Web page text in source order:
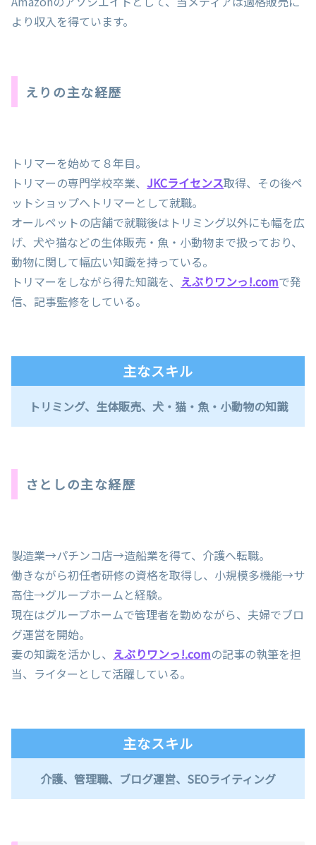
より収入を得ています。
えりの主な経歴
トリマーを始めて８年目。
トリマーの専門学校卒業、 JKCライセンス取得、その後ペ
ットショップへトリマーとして就職。
オールペットの店舗で就職後はトリミング以外にも幅を広
げ、犬や猫などの生体販売・魚・小動物まで扱っており、
動物に関して幅広い知識を持っている。
トリマーをしながら得た知識を、 えぶりワンっ!.comで発
信、記事監修をしている。
主なスキル
トリミング、生体販売、犬・猫・魚・小動物の知識
さとしの主な経歴
製造業→パチンコ店→造船業を得て、介護へ転職。
働きながら初任者研修の資格を取得し、小規模多機能→サ
高住→グループホームと経験。
現在はグループホームで管理者を勤めながら、夫婦でブロ
グ運営を開始。
妻の知識を活かし、 えぶりワンっ!.comの記事の執筆を担
当、ライターとして活躍している。
主なスキル
介護、管理職、ブログ運営、SEOライティング